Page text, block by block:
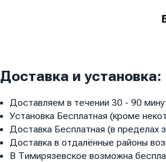
Доставка и установка:
Доставляем в течении 30 - 90
Установка Бесплатная (кроме
Доставка Бесплатная (в пределах
Доставка в отдалённые районы
В Тимирязевское возможна